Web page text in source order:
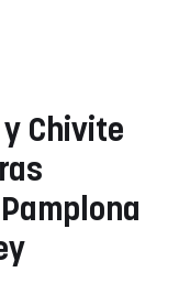
Chivite